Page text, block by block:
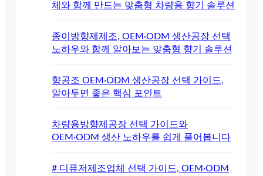
체와 함께 만드는 맞춤형 차량용 향기 솔루션
종이방향제제조, OEM·ODM 생산공장 선택
노하우와 함께 알아보는 맞춤형 향기 솔루션
향공조 OEM·ODM 생산공장 선택 가이드,
알아두면 좋은 핵심 포인트
차량용방향제공장 선택 가이드와
OEM·ODM 생산 노하우를 쉽게 풀어봅니다
# 디퓨저제조업체 선택 가이드, OEM·ODM